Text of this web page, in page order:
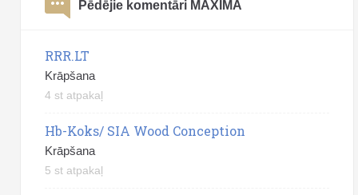
Pēdējie komentāri MAXIMA
RRR.LT
Krāpšana
4 st atpakaļ
Hb-Koks/ SIA Wood Conception
Krāpšana
5 st atpakaļ